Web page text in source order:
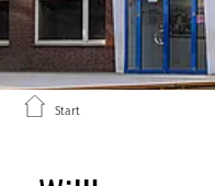
Start